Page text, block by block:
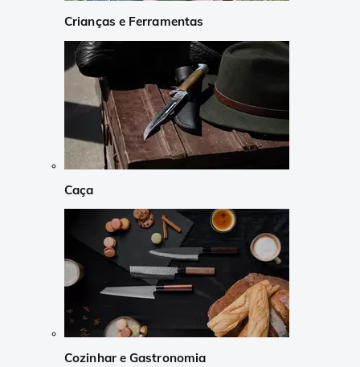
Crianças e Ferramentas
Caça
Cozinhar e Gastronomia